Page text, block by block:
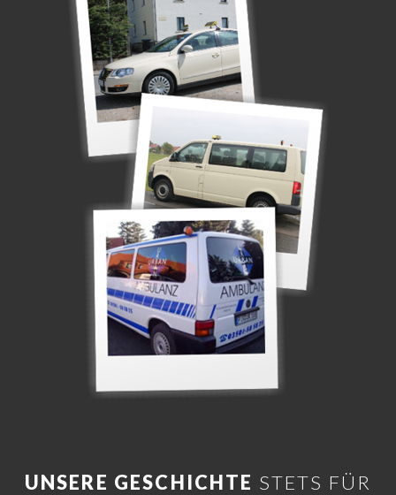
UNSERE GESCHICHTE STETS FÜR